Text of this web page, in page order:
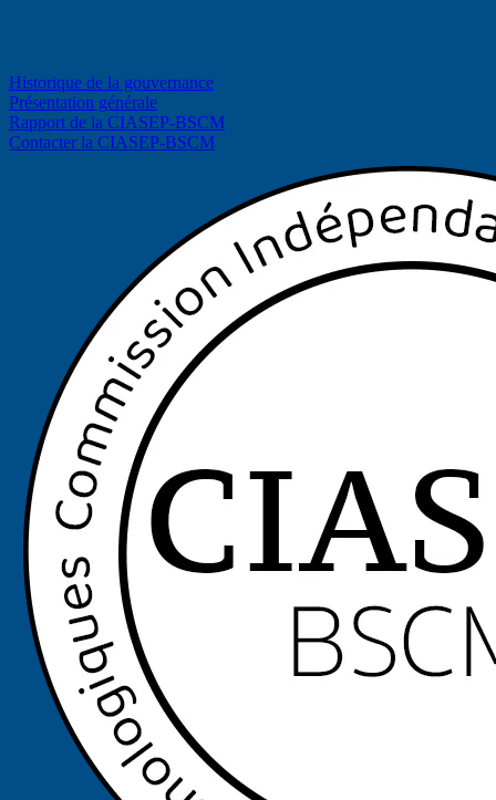
Historique de la gouvernance
Présentation générale
Rapport de la CIASEP-BSCM
Contacter la CIASEP-BSCM